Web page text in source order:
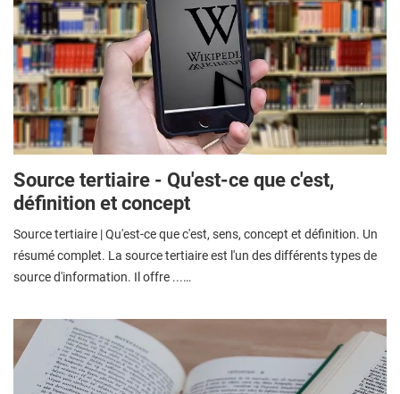
Source tertiaire - Qu'est-ce que c'est,
définition et concept
Source tertiaire | Qu'est-ce que c'est, sens, concept et définition. Un
résumé complet. La source tertiaire est l'un des différents types de
source d'information. Il offre ...…